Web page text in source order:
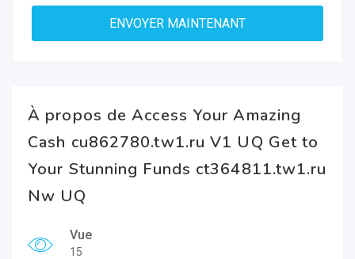
À propos de Access Your Amazing
Cash cu862780.tw1.ru V1 UQ Get to
Your Stunning Funds ct364811.tw1.ru
Nw UQ
Vue
15